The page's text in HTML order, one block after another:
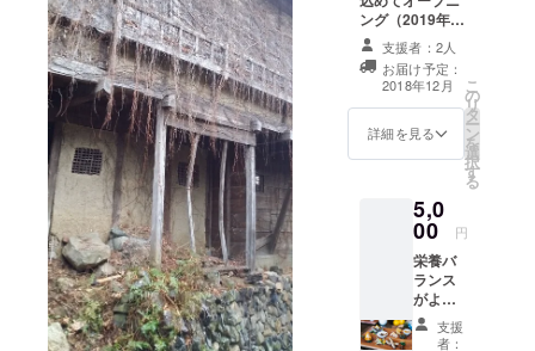
並みが自然に保存される も
う、誰も住まないから、 も
う、私の代で終わりだか
ら、 と言う気持ちを乗り越
えての 前向きな大きな一歩
に、私は、感動を覚えま
す。 このプロジェクトをし
ていなかったら、 皆さんの
ご支援がなかったら、 ご近
所の一歩も生まれていな
土台ができ、安心感をいた
だきました。有り難うござ
いました。 今度、見てやっ
てください。頼むよ、って
声かけもしてやってくださ
い。コンクリが安定するま
では、とお昼もとらないで
職人様方がしてくださった
作品です。 元の石垣には、
頭上注意 の看板が残ってい
文化である
野草も使う
栄養バラン
スのよい食
事と宿泊の
提供をして
います。
木島の町並
み保存推進
協議会みん
なの輪代表
ング（2019年3
月頃予定）参加
券を送らせてい
ただきます。
支援者：2人
お届け予定：
2018年12月
詳細を見る
こ
の
リ
タ
ー
ン
を
選
択
す
る
5,0
00 円
栄養バ
ランス
がよく
便通が
違う！
支援
者：